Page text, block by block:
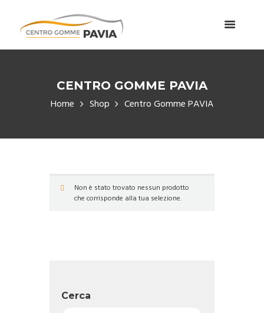
CENTRO GOMME PAVIA
Home Shop Centro Gomme PAVIA
Non è stato trovato nessun prodotto
che corrisponde alla tua selezione.
Cerca